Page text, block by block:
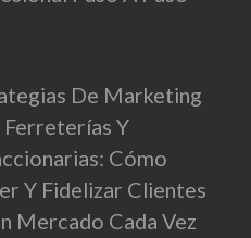
De Marketing
Ferreterías Y
Cómo
Y Fidelizar Clientes
Mercado Cada Vez